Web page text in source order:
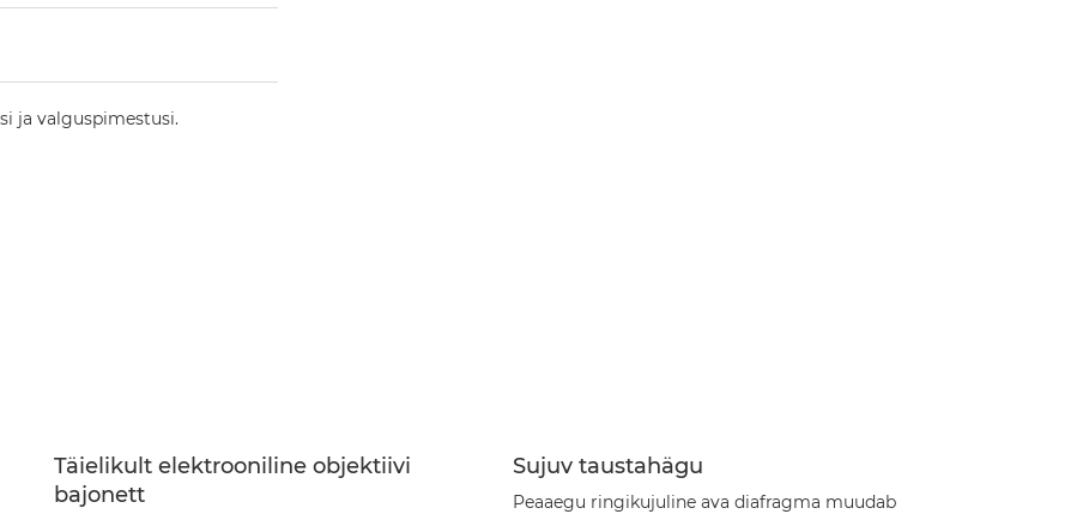
ja valguspimestusi.
Täielikult elektrooniline objektiivi
bajonett
Sujuv taustahägu
Peaaegu ringikujuline ava diafragma muudab